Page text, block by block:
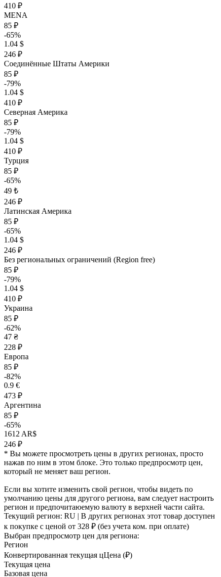
410 ₽
MENA
85 ₽
-65%
1.04 $
246 ₽
Соединённые Штаты Америки
85 ₽
-79%
1.04 $
410 ₽
Северная Америка
85 ₽
-79%
1.04 $
410 ₽
Турция
85 ₽
-65%
49 ₺
246 ₽
Латинская Америка
85 ₽
-65%
1.04 $
246 ₽
Без региональных ограничений (Region free)
85 ₽
-79%
1.04 $
410 ₽
Украина
85 ₽
-62%
47 ₴
228 ₽
Европа
85 ₽
-82%
0.9 €
473 ₽
Аргентина
85 ₽
-65%
1612 AR$
246 ₽
* Вы можете просмотреть цены в других регионах, просто
нажав по ним в этом блоке. Это только предпросмотр цен,
который не меняет ваш регион.
Если вы хотите изменить свой регион, чтобы видеть по
умолчанию цены для другого региона, вам следует настроить
регион и предпочитаюемую валюту в верхней части сайта.
Текущий регион: RU | В других регионах этот товар доступен
к покупке с ценой от 328 ₽ (без учета ком. при оплате)
Выбран предпросмотр цен для региона:
Регион
Конвертированная текущая цЦена (₽)
Текущая цена
Базовая цена